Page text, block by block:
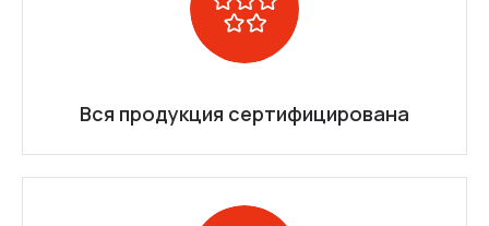
Вся продукция сертифицирована